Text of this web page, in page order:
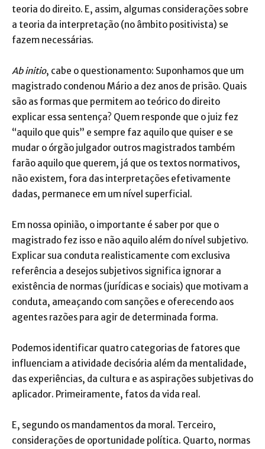
teoria do direito. E, assim, algumas considerações sobre
a teoria da interpretação (no âmbito positivista) se
fazem necessárias.
Ab initio, cabe o questionamento: Suponhamos que um
magistrado condenou Mário a dez anos de prisão. Quais
são as formas que permitem ao teórico do direito
explicar essa sentença? Quem responde que o juiz fez
“aquilo que quis” e sempre faz aquilo que quiser e se
mudar o órgão julgador outros magistrados também
farão aquilo que querem, já que os textos normativos,
não existem, fora das interpretações efetivamente
dadas, permanece em um nível superficial.
Em nossa opinião, o importante é saber por que o
magistrado fez isso e não aquilo além do nível subjetivo.
Explicar sua conduta realisticamente com exclusiva
referência a desejos subjetivos significa ignorar a
existência de normas (jurídicas e sociais) que motivam a
conduta, ameaçando com sanções e oferecendo aos
agentes razões para agir de determinada forma.
Podemos identificar quatro categorias de fatores que
influenciam a atividade decisória além da mentalidade,
das experiências, da cultura e as aspirações subjetivas do
aplicador. Primeiramente, fatos da vida real.
E, segundo os mandamentos da moral. Terceiro,
considerações de oportunidade política. Quarto, normas